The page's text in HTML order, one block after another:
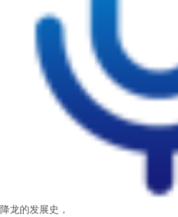
降龙的发展史，